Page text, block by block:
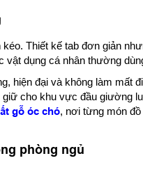
Thiết kế tab đơn giản
vật dụng cá nhân thường
hiện đại và không làm mất
cho khu vực đầu giường
gỗ óc chó, nơi từng món
phòng ngủ